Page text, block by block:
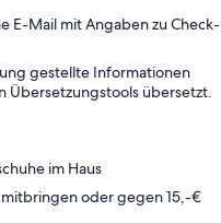
E-Mail mit Angaben zu Check-
gestellte Informationen
Übersetzungstools übersetzt.
im Haus
oder gegen 15,-€